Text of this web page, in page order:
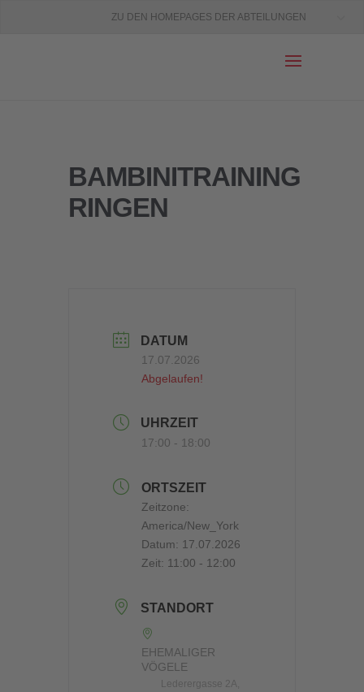
ZU DEN HOMEPAGES DER ABTEILUNGEN
BAMBINITRAINING
RINGEN
DATUM
17.07.2026
Abgelaufen!
UHRZEIT
17:00 - 18:00
ORTSZEIT
Zeitzone:
America/New_York
Datum: 17.07.2026
Zeit: 11:00 - 12:00
STANDORT
EHEMALIGER
VÖGELE
Lederergasse 2A,